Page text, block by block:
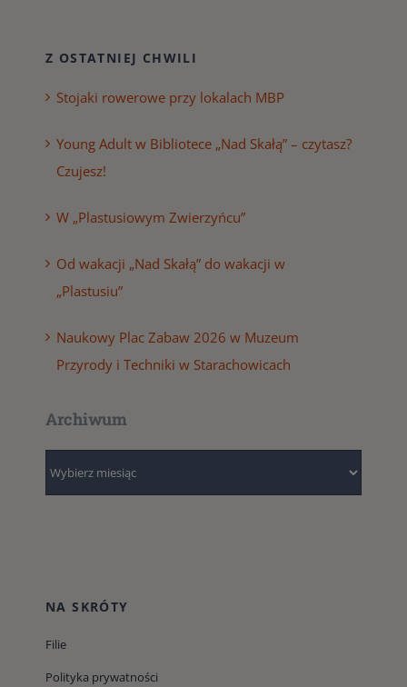
Z OSTATNIEJ CHWILI
Stojaki rowerowe przy lokalach MBP
Young Adult w Bibliotece „Nad Skałą” – czytasz?
Czujesz!
W „Plastusiowym Zwierzyńcu”
Od wakacji „Nad Skałą” do wakacji w
„Plastusiu”
Naukowy Plac Zabaw 2026 w Muzeum
Przyrody i Techniki w Starachowicach
Archiwum
NA SKRÓTY
Filie
Polityka prywatności